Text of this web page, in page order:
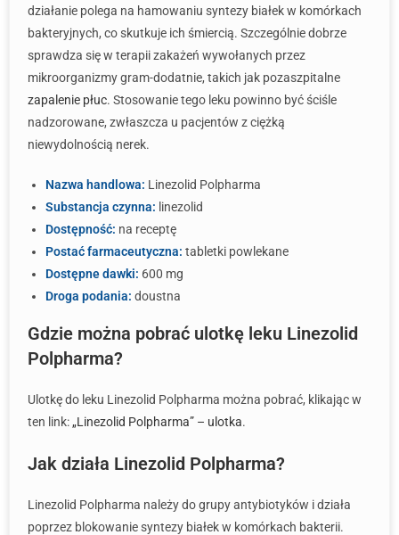
działanie polega na hamowaniu syntezy białek w komórkach
bakteryjnych, co skutkuje ich śmiercią. Szczególnie dobrze
sprawdza się w terapii zakażeń wywołanych przez
mikroorganizmy gram-dodatnie, takich jak pozaszpitalne
zapalenie płuc. Stosowanie tego leku powinno być ściśle
nadzorowane, zwłaszcza u pacjentów z ciężką
niewydolnością nerek.
Nazwa handlowa: Linezolid Polpharma
Substancja czynna: linezolid
Dostępność: na receptę
Postać farmaceutyczna: tabletki powlekane
Dostępne dawki: 600 mg
Droga podania: doustna
Gdzie można pobrać ulotkę leku Linezolid
Polpharma?
Ulotkę do leku Linezolid Polpharma można pobrać, klikając w
ten link: „Linezolid Polpharma” – ulotka.
Jak działa Linezolid Polpharma?
Linezolid Polpharma należy do grupy antybiotyków i działa
poprzez blokowanie syntezy białek w komórkach bakterii.